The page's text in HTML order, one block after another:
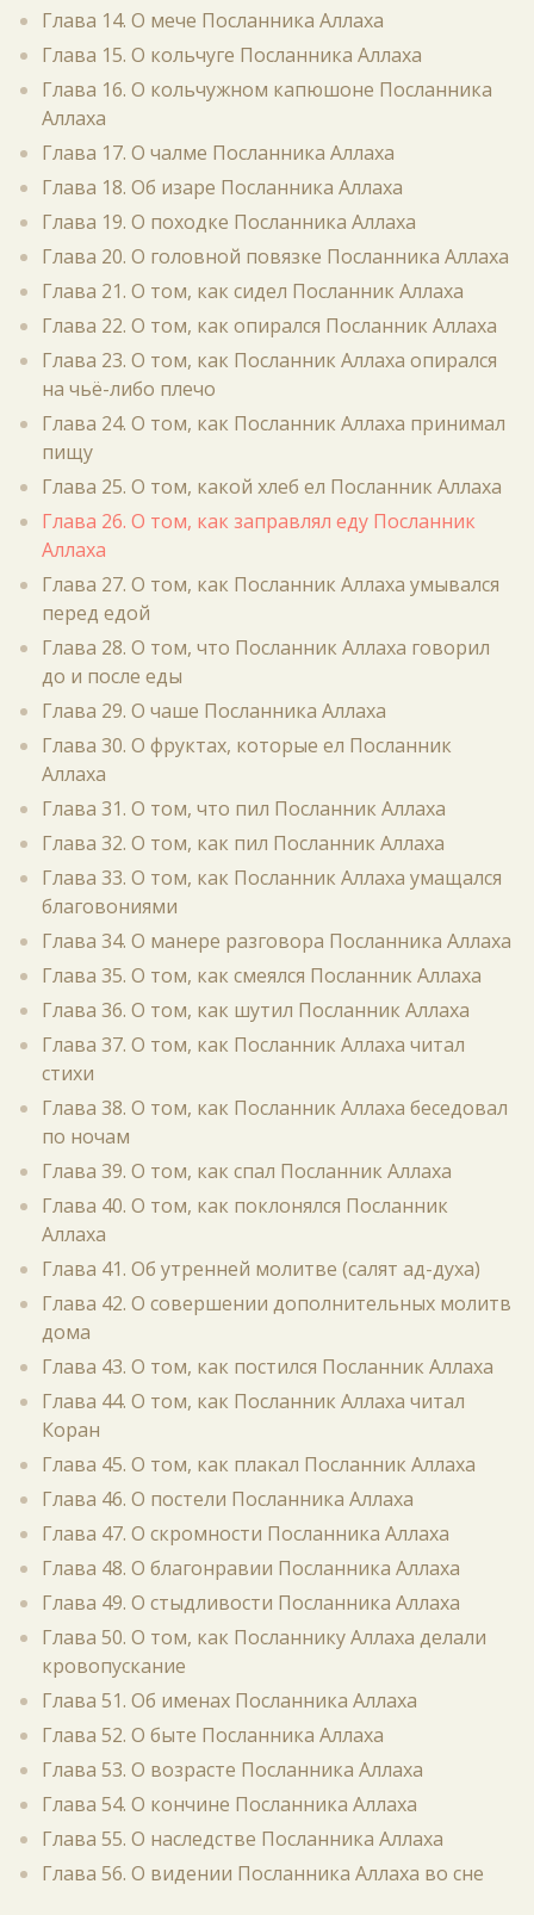
Глава 14. О мече Посланника Аллаха
Глава 15. О кольчуге Посланника Аллаха
Глава 16. О кольчужном капюшоне Посланника
Аллаха
Глава 17. О чалме Посланника Аллаха
Глава 18. Об изаре Посланника Аллаха
Глава 19. О походке Посланника Аллаха
Глава 20. О головной повязке Посланника Аллаха
Глава 21. О том, как сидел Посланник Аллаха
Глава 22. О том, как опирался Посланник Аллаха
Глава 23. О том, как Посланник Аллаха опирался
на чьё-либо плечо
Глава 24. О том, как Посланник Аллаха принимал
пищу
Глава 25. О том, какой хлеб ел Посланник Аллаха
Глава 26. О том, как заправлял еду Посланник
Аллаха
Глава 27. О том, как Посланник Аллаха умывался
перед едой
Глава 28. О том, что Посланник Аллаха говорил
до и после еды
Глава 29. О чаше Посланника Аллаха
Глава 30. О фруктах, которые ел Посланник
Аллаха
Глава 31. О том, что пил Посланник Аллаха
Глава 32. О том, как пил Посланник Аллаха
Глава 33. О том, как Посланник Аллаха умащался
благовониями
Глава 34. О манере разговора Посланника Аллаха
Глава 35. О том, как смеялся Посланник Аллаха
Глава 36. О том, как шутил Посланник Аллаха
Глава 37. О том, как Посланник Аллаха читал
стихи
Глава 38. О том, как Посланник Аллаха беседовал
по ночам
Глава 39. О том, как спал Посланник Аллаха
Глава 40. О том, как поклонялся Посланник
Аллаха
Глава 41. Об утренней молитве (салят ад-духа)
Глава 42. О совершении дополнительных молитв
дома
Глава 43. О том, как постился Посланник Аллаха
Глава 44. О том, как Посланник Аллаха читал
Коран
Глава 45. О том, как плакал Посланник Аллаха
Глава 46. О постели Посланника Аллаха
Глава 47. О скромности Посланника Аллаха
Глава 48. О благонравии Посланника Аллаха
Глава 49. О стыдливости Посланника Аллаха
Глава 50. О том, как Посланнику Аллаха делали
кровопускание
Глава 51. Об именах Посланника Аллаха
Глава 52. О быте Посланника Аллаха
Глава 53. О возрасте Посланника Аллаха
Глава 54. О кончине Посланника Аллаха
Глава 55. О наследстве Посланника Аллаха
Глава 56. О видении Посланника Аллаха во сне